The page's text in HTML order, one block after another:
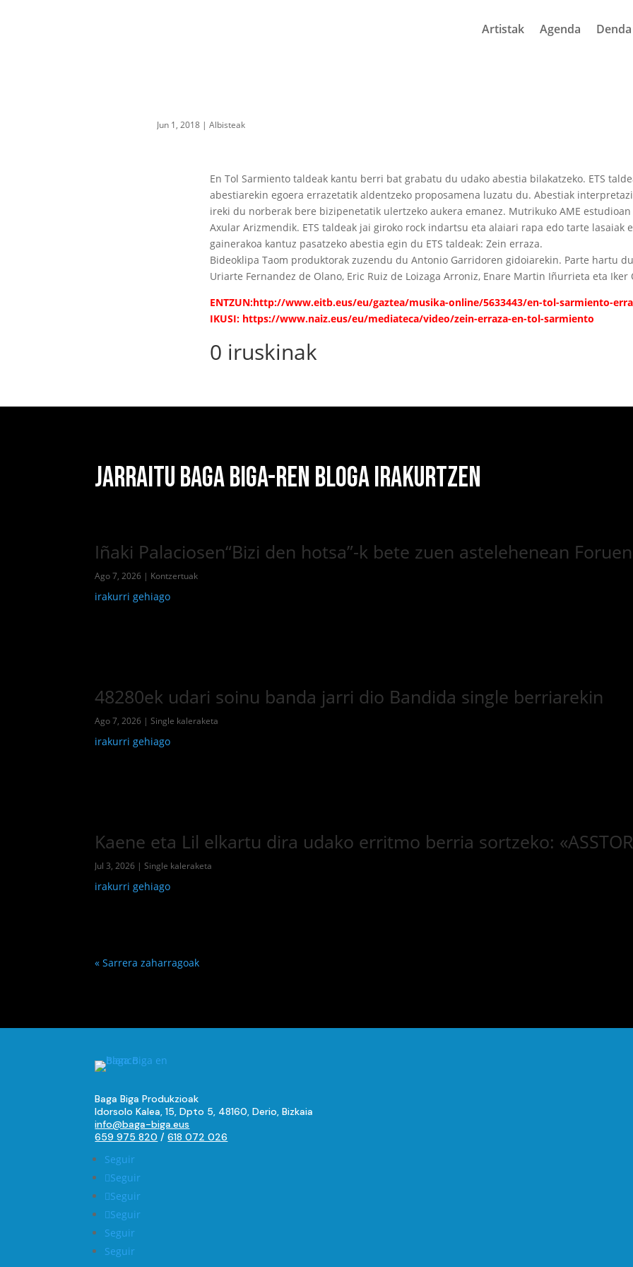
Artistak Agenda Denda
Jun 1, 2018 | Albisteak
En Tol Sarmiento taldeak kantu berri bat grabatu du udako abestia bilakatzeko. ETS
abestiarekin egoera errazetatik aldentzeko proposamena luzatu du. Abestiak
ireki du norberak bere bizipenetatik ulertzeko aukera emanez. Mutrikuko AME
Axular Arizmendik. ETS taldeak jai giroko rock indartsu eta alaiari rapa edo tarte lasaiak
gainerakoa kantuz pasatzeko abestia egin du ETS taldeak: Zein erraza.
Bideoklipa Taom produktorak zuzendu du Antonio Garridoren gidoiarekin. Parte hartu
Uriarte Fernandez de Olano, Eric Ruiz de Loizaga Arroniz, Enare Martin Iñurrieta eta Iker
ENTZUN:http://www.eitb.eus/eu/gaztea/musika-online/5633443/en-tol-sarmiento-
IKUSI: https://www.naiz.eus/eu/mediateca/video/zein-erraza-en-tol-sarmiento
0 iruskinak
JARRAITU BAGA BIGA-REN BLOGA IRAKURTZEN
Iñaki Palaciosen“Bizi den hotsa”-k bete zuen astelehenean
Ago 7, 2026 | Kontzertuak
irakurri gehiago
48280ek udari soinu banda jarri dio Bandida single berriarekin
Ago 7, 2026 |Single kaleraketa
irakurri gehiago
Kaene eta Lil elkartu dira udako erritmo berria sortzeko:
Jul 3, 2026 |Single kaleraketa
irakurri gehiago
« Sarrera zaharragoak
Baga Biga Produkzioak
Idorsolo Kalea, 15, Dpto 5, 48160, Derio, Bizkaia
info@baga-biga.eus
659 975 820 /618 072 026
Seguir
Seguir
Seguir
Seguir
Seguir
Seguir